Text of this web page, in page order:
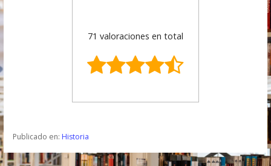
71 valoraciones en total
Publicado en: Historia